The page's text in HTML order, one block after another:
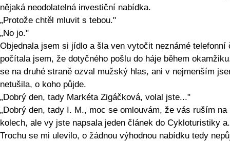
nějaká neodolatelná investiční nabídka.
„Protože chtěl mluvit s tebou."
„No jo."
Objednala jsem si jídlo a šla ven vytočit neznámé telefonní
počítala jsem, že dotyčného pošlu do háje během
se na druhé straně ozval mužský hlas, ani v nejmenším
netušila, o koho půjde.
„Dobrý den, tady Markéta Zigáčková, volal jste..."
„Dobrý den, tady I. M., moc se omlouvám, že vás ruším na
kolech, ale vy jste napsala jeden článek do Cykloturistiky
Trochu se mi ulevilo, o žádnou výhodnou nabídku tedy